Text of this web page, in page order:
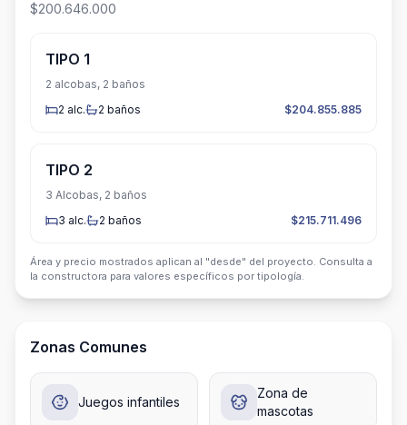
$200.646.000
TIPO 1
2 alcobas, 2 baños
2 alc. 2 baños $204.855.885
TIPO 2
3 Alcobas, 2 baños
3 alc. 2 baños $215.711.496
Área y precio mostrados aplican al "desde" del proyecto. Consulta a
la constructora para valores específicos por tipología.
Zonas Comunes
Juegos infantiles
Zona de
mascotas